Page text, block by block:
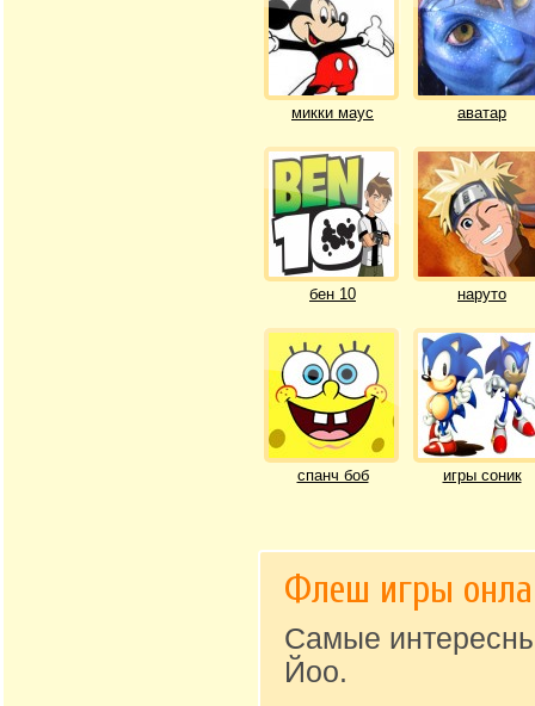
микки маус аватар
бен 10 наруто
спанч боб игры соник
Флеш игры
Самые
Йоо.